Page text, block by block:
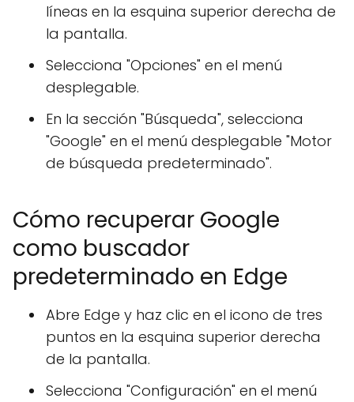
líneas en la esquina superior derecha de
la pantalla.
Selecciona "Opciones" en el menú
desplegable.
En la sección "Búsqueda", selecciona
"Google" en el menú desplegable "Motor
de búsqueda predeterminado".
Cómo recuperar Google
como buscador
predeterminado en Edge
Abre Edge y haz clic en el icono de tres
puntos en la esquina superior derecha
de la pantalla.
Selecciona "Configuración" en el menú